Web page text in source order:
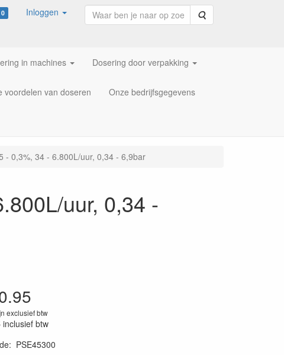
0 Inloggen Zoeken
in machines Dosering door verpakking
voordelen van doseren Onze bedrijfsgegevens
- 0,3%, 34 - 6.800L/uur, 0,34 - 6,9bar
uur, 0,34 -
exclusief btw
inclusief btw
: PSE45300